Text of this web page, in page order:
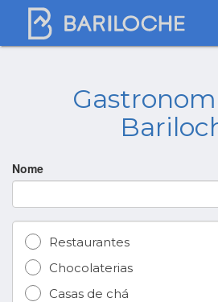
Nome
Restaurantes
Chocolaterias
Casas de chá